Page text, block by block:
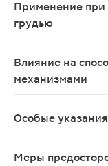
Применение
грудью
Влияние на
механизмами
Особые указания
Меры